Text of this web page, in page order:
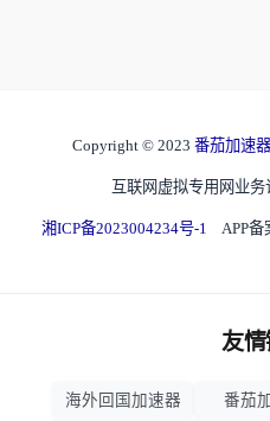
Copyright © 2023 番茄加速器
互联网虚拟专用网业
湘ICP备2023004234号-1 APP备
友情
海外回国加速器 番茄